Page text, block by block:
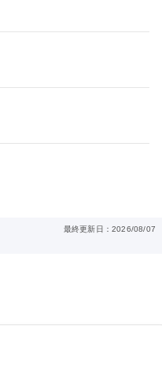
最終更新日：2026/08/07